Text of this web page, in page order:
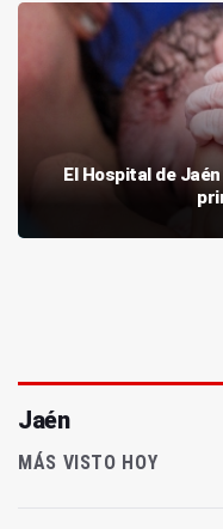
El Hospital de
Jaén
MÁS VISTO HOY